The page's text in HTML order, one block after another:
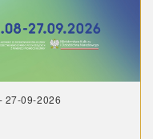
27-09-2026